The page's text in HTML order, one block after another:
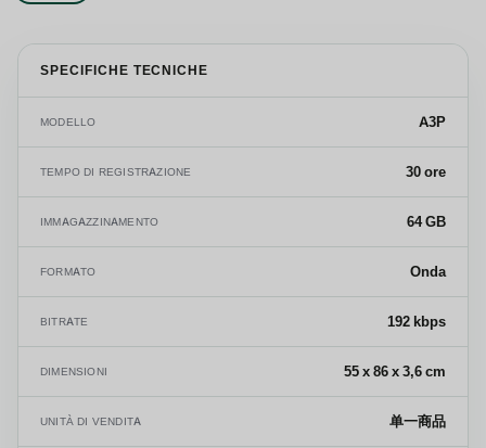
SPECIFICHE TECNICHE
MODELLO A3P
TEMPO DI REGISTRAZIONE 30 ore
IMMAGAZZINAMENTO 64 GB
FORMATO Onda
BITRATE 192 kbps
DIMENSIONI 55 x 86 x 3,6 cm
UNITÀ DI VENDITA 单一商品